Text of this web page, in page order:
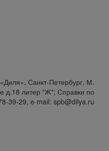
Санкт-Петербург, М.
д.18 литер "Ж"; Справки по
39-29, e-mail: spb@dilya.ru